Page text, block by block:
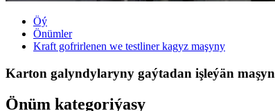
Öý
Önümler
Kraft gofrirlenen we testliner kagyz maşyny
Karton galyndylaryny gaýtadan işleýän maşyn
Önüm kategoriýasy